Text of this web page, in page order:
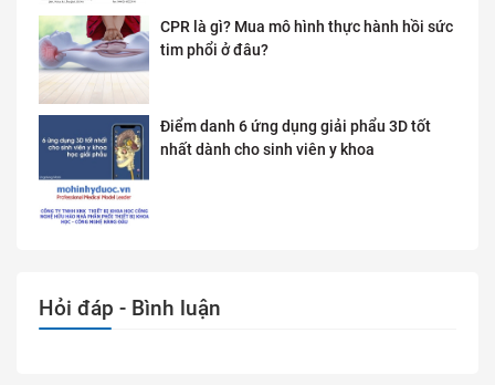
CPR là gì? Mua mô hình thực hành hồi sức
tim phổi ở đâu?
Điểm danh 6 ứng dụng giải phẩu 3D tốt
nhất dành cho sinh viên y khoa
Hỏi đáp - Bình luận